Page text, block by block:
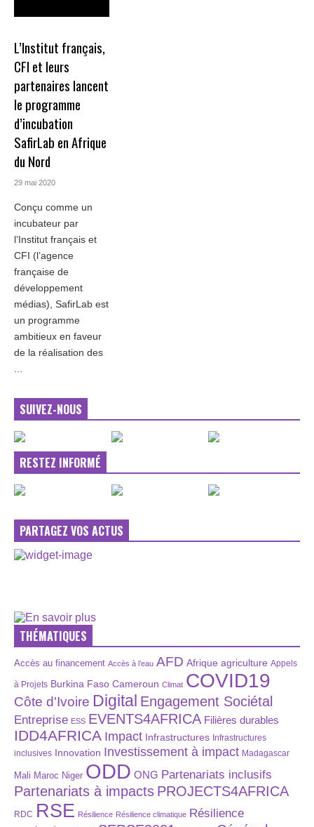
L’Institut français,
CFI et leurs
partenaires lancent
le programme
d’incubation
SafirLab en Afrique
du Nord
29 mai 2020
Conçu comme un
incubateur par
l’Institut français et
CFI (l’agence
française de
développement
médias), SafirLab est
un programme
ambitieux en faveur
de la réalisation des
...
SUIVEZ-NOUS
RESTEZ INFORMÉ
PARTAGEZ VOS ACTUS
THÉMATIQUES
Accès au financement Accès à l’eau AFD Afrique agriculture Appels
à Projets Burkina Faso Cameroun Climat COVID19
Côte d'Ivoire Digital Engagement Sociétal
Entreprise ESS EVENTS4AFRICA Filières durables
IDD4AFRICA Impact Infrastructures Infrastructures
inclusives Innovation Investissement à impact Madagascar
Mali Maroc Niger ODD ONG Partenariats inclusifs
Partenariats à impacts PROJECTS4AFRICA
RDC RSE Résilience Résilience climatique Résilience